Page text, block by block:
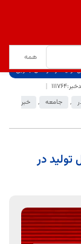
, جامعه ,
خبر
تولید در